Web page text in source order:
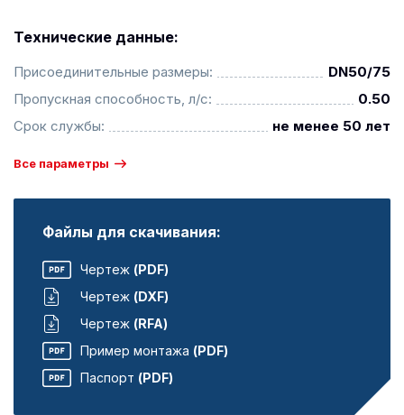
Технические данные:
Присоединительные размеры:
DN50/75
Пропускная способность, л/с:
0.50
Срок службы:
не менее 50 лет
Все параметры
Файлы для скачивания:
Чертеж (PDF)
Чертеж (DXF)
Чертеж (RFA)
Пример монтажа (PDF)
Паспорт (PDF)